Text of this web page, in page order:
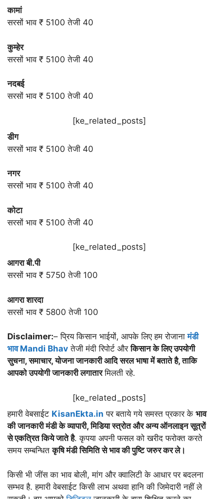
कामां
सरसों भाव ₹ 5100 तेजी 40
कुम्हेर
सरसों भाव ₹ 5100 तेजी 40
नदबई
सरसों भाव ₹ 5100 तेजी 40
[ke_related_posts]
डीग
सरसों भाव ₹ 5100 तेजी 40
नगर
सरसों भाव ₹ 5100 तेजी 40
कोटा
सरसों भाव ₹ 5100 तेजी 40
[ke_related_posts]
आगरा बी.पी
सरसों भाव ₹ 5750 तेजी 100
आगरा शारदा
सरसों भाव ₹ 5800 तेजी 100
Disclaimer:– प्रिय किसान भाईयों, आपके लिए हम रोजानामंडी
भाव Mandi Bhav तेजी मंदी रिपोर्ट औरकिसान के लिए उपयोगी
सुचना, समाचार, योजना जानकारी आदि सरल भाषा में बताते है, ताकि
आपको उपयोगी जानकारी लगातारमिलती रहे.
[ke_related_posts]
हमारी वेबसाईट KisanEkta.in पर बताये गये समस्त प्रकार के भाव
की जानकारी मंडी के व्यापारी, मिडिया स्त्रोत और अन्य ऑनलाइन सूत्रों
से एकत्रित किये जाते है. कृपया अपनी फसल को खरीद फरोक्त करते
समय सम्बन्धितकृषि मंडी सिमिति से भाव की पुष्टि जरुर कर ले।
किसी भी जींस का भाव बोली, मांग और क्वालिटी के आधार पर बदलना
सम्भव है. हमारी वेबसाईट किसी लाभ अथवा हानि की जिमेदारी नहीं ले